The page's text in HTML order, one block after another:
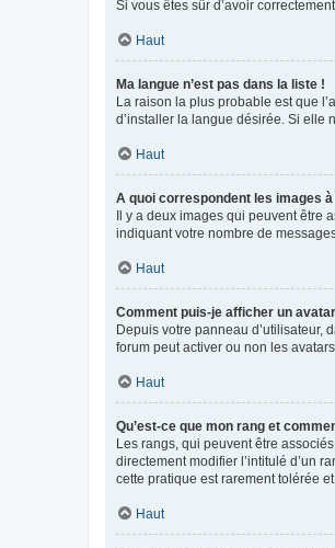
Si vous êtes sûr d’avoir
Haut
Ma langue n’est pas dans la liste !
La raison la plus probable est que
d’installer la langue désirée. Si elle
Haut
A quoi correspondent les images
Il y a deux images qui peuvent être
indiquant votre nombre de
Haut
Comment puis-je afficher un
Depuis votre panneau d’utilisateur,
forum peut activer ou non les
Haut
Qu’est-ce que mon rang et
Les rangs, qui peuvent être
directement modifier l’intitulé d’un
cette pratique est rarement tolérée
Haut